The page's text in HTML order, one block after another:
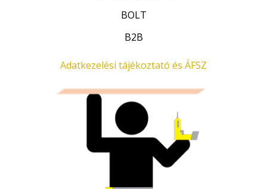
BOLT
B2B
Adatkezelési tájékoztató és ÁFSZ